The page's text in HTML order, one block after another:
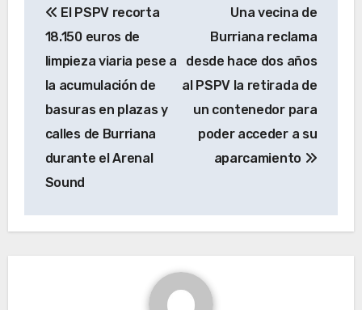
de
entradas
El PSPV recorta
18.150 euros de
limpieza viaria pese a
la acumulación de
basuras en plazas y
calles de Burriana
durante el Arenal
Sound
Una vecina de
Burriana reclama
desde hace dos años
al PSPV la retirada de
un contenedor para
poder acceder a su
aparcamiento